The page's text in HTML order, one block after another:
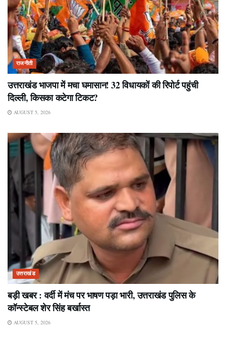
राजनीती
उत्तराखंड भाजपा में मचा घमासान! 32 विधायकों की रिपोर्ट पहुंची
दिल्ली, किसका कटेगा टिकट?
AUGUST 5, 2026
उत्तराखंड
बड़ी खबर : वर्दी में मंच पर भाषण पड़ा भारी, उत्तराखंड पुलिस के
कॉन्स्टेबल शेर सिंह बर्खास्त
AUGUST 5, 2026